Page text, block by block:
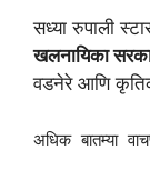
सध्या रुपाली
खलनायिका
वडनेरे आणि
अधिक बातम्या